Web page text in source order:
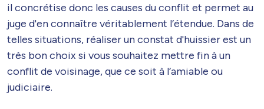
il concrétise donc les causes du conflit et permet au
juge d'en connaître véritablement l’étendue. Dans de
telles situations, réaliser un constat d'huissier est un
très bon choix si vous souhaitez mettre fin à un
conflit de voisinage, que ce soit à l’amiable ou
judiciaire.